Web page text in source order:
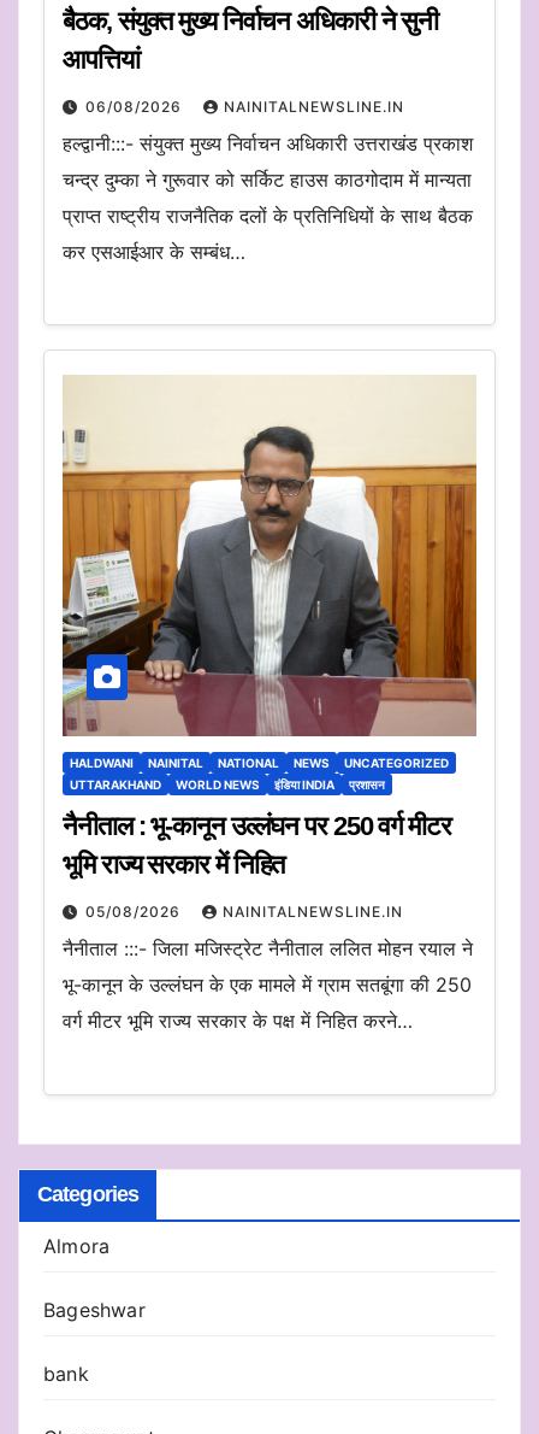
बैठक, संयुक्त मुख्य निर्वाचन अधिकारी ने सुनी
आपत्तियां
06/08/2026 NAINITALNEWSLINE.IN
हल्द्वानी:::- संयुक्त मुख्य निर्वाचन अधिकारी उत्तराखंड प्रकाश
चन्द्र दुम्का ने गुरूवार को सर्किट हाउस काठगोदाम में मान्यता
प्राप्त राष्ट्रीय राजनैतिक दलों के प्रतिनिधियों के साथ बैठक
कर एसआईआर के सम्बंध…
HALDWANI NAINITAL NATIONAL NEWS
UNCATEGORIZED
UTTARAKHAND
WORLD NEWS इंडिया INDIA प्रशासन
नैनीताल : भू-कानून उल्लंघन पर 250 वर्ग मीटर
भूमि राज्य सरकार में निहित
05/08/2026 NAINITALNEWSLINE.IN
नैनीताल :::- जिला मजिस्ट्रेट नैनीताल ललित मोहन रयाल ने
भू-कानून के उल्लंघन के एक मामले में ग्राम सतबूंगा की 250
वर्ग मीटर भूमि राज्य सरकार के पक्ष में निहित करने…
Categories
Almora
Bageshwar
bank